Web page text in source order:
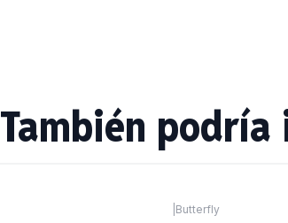
También
Butterfly